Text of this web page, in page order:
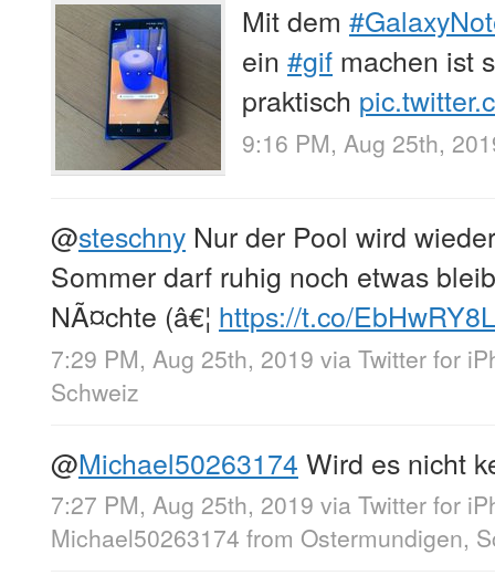
Mit dem
ein #gif machen ist
praktisch
9:16 PM, Aug 25th,
@steschny Nur der Pool wird
Sommer darf ruhig noch etwas
NÃ¤chte (â€¦ https://t.co/
7:29 PM, Aug 25th, 2019 via Twitter for
Schweiz
@Michael50263174 Wird es nicht
7:27 PM, Aug 25th, 2019 via Twitter for
Michael50263174 from Ostermundigen,